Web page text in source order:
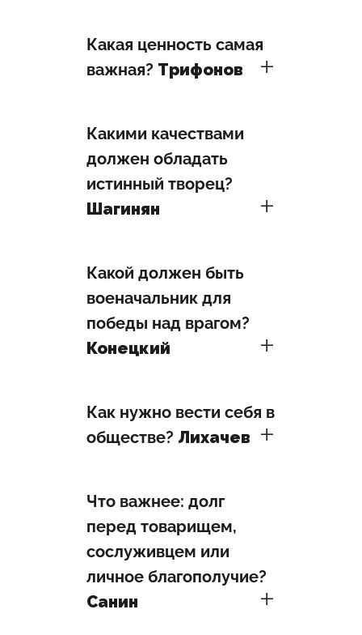
Какая ценность самая
важная? Трифонов
Какими качествами
должен обладать
истинный творец?
Шагинян
Какой должен быть
военачальник для
победы над врагом?
Конецкий
Как нужно вести себя в
обществе? Лихачев
Что важнее: долг
перед товарищем,
сослуживцем или
личное благополучие?
Санин